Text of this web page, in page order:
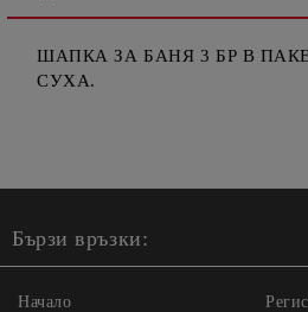
ШАПКА ЗА БАНЯ 3 БР В
СУХА.
Бързи връзки:
Начало